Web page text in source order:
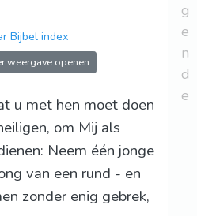
Bijbel index
weergave openen
u met hen moet doen
om Mij als
Neem één jonge
van een rund - en
zonder enig gebrek,
g
e
n
d
e